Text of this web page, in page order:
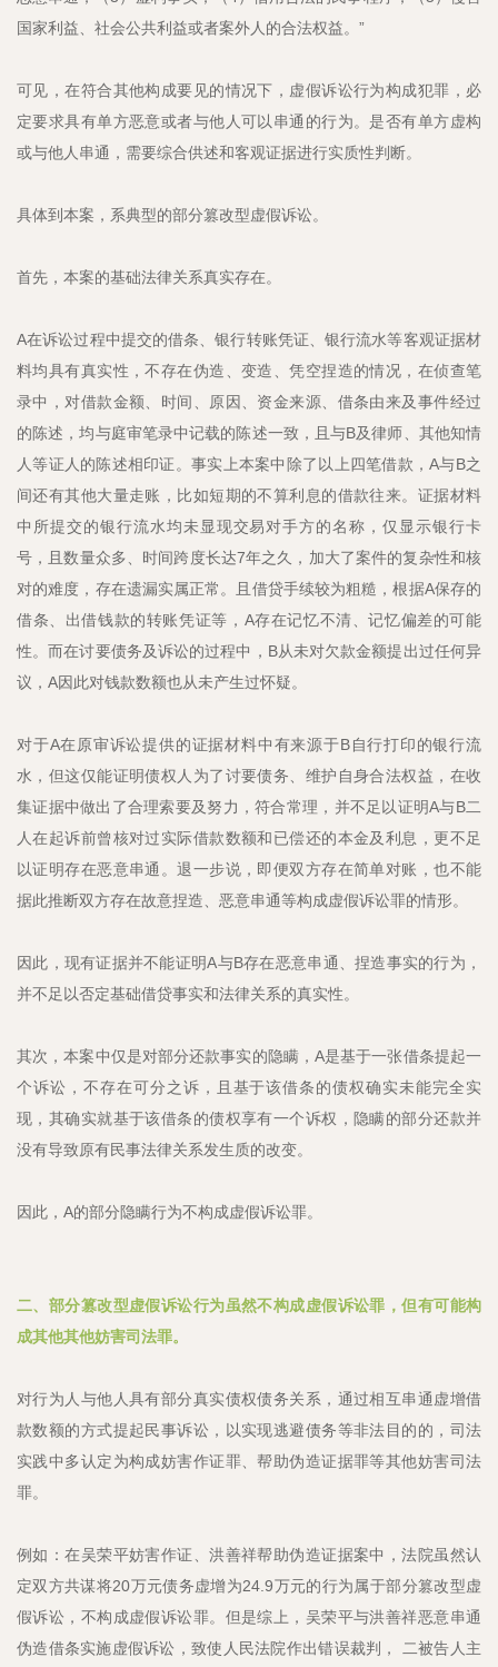
国家利益、社会公共利益或者案外人的合法权益。”
可见，在符合其他构成要见的情况下，虚假诉讼行为构成犯罪，必
定要求具有单方恶意或者与他人可以串通的行为。是否有单方虚构
或与他人串通，需要综合供述和客观证据进行实质性判断。
具体到本案，系典型的部分篡改型虚假诉讼。
首先，本案的基础法律关系真实存在。
A在诉讼过程中提交的借条、银行转账凭证、银行流水等客观证据材
料均具有真实性，不存在伪造、变造、凭空捏造的情况，在侦查笔
录中，对借款金额、时间、原因、资金来源、借条由来及事件经过
的陈述，均与庭审笔录中记载的陈述一致，且与B及律师、其他知情
人等证人的陈述相印证。事实上本案中除了以上四笔借款，A与B之
间还有其他大量走账，比如短期的不算利息的借款往来。证据材料
中所提交的银行流水均未显现交易对手方的名称，仅显示银行卡
号，且数量众多、时间跨度长达7年之久，加大了案件的复杂性和核
对的难度，存在遗漏实属正常。且借贷手续较为粗糙，根据A保存的
借条、出借钱款的转账凭证等，A存在记忆不清、记忆偏差的可能
性。而在讨要债务及诉讼的过程中，B从未对欠款金额提出过任何异
议，A因此对钱款数额也从未产生过怀疑。
对于A在原审诉讼提供的证据材料中有来源于B自行打印的银行流
水，但这仅能证明债权人为了讨要债务、维护自身合法权益，在收
集证据中做出了合理索要及努力，符合常理，并不足以证明A与B二
人在起诉前曾核对过实际借款数额和已偿还的本金及利息，更不足
以证明存在恶意串通。退一步说，即便双方存在简单对账，也不能
据此推断双方存在故意捏造、恶意串通等构成虚假诉讼罪的情形。
因此，现有证据并不能证明A与B存在恶意串通、捏造事实的行为，
并不足以否定基础借贷事实和法律关系的真实性。
其次，本案中仅是对部分还款事实的隐瞒，A是基于一张借条提起一
个诉讼，不存在可分之诉，且基于该借条的债权确实未能完全实
现，其确实就基于该借条的债权享有一个诉权，隐瞒的部分还款并
没有导致原有民事法律关系发生质的改变。
因此，A的部分隐瞒行为不构成虚假诉讼罪。
二、部分篡改型虚假诉讼行为虽然不构成虚假诉讼罪，但有可能构
成其他其他妨害司法罪。
对行为人与他人具有部分真实债权债务关系，通过相互串通虚增借
款数额的方式提起民事诉讼，以实现逃避债务等非法目的的，司法
实践中多认定为构成妨害作证罪、帮助伪造证据罪等其他妨害司法
罪。
例如：在吴荣平妨害作证、洪善祥帮助伪造证据案中，法院虽然认
定双方共谋将20万元债务虚增为24.9万元的行为属于部分篡改型虚
假诉讼，不构成虚假诉讼罪。但是综上，吴荣平与洪善祥恶意串通
伪造借条实施虚假诉讼，致使人民法院作出错误裁判， 二被告人主